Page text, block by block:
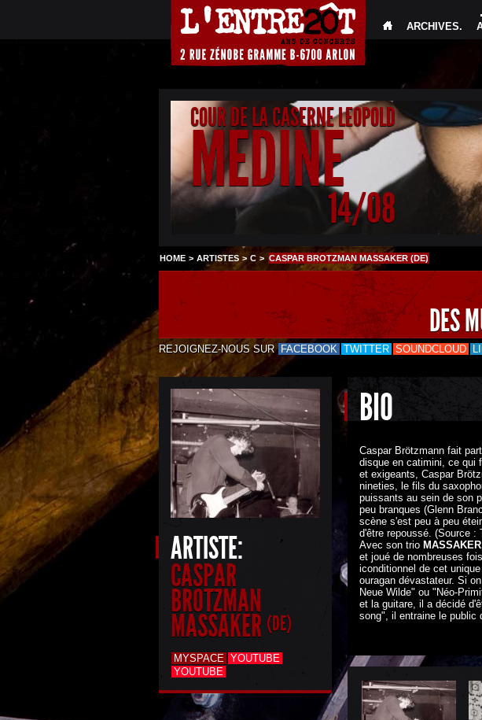
ARCHIVES.
COUR DE LA CASERNE LEOPOLD
MEDINE
14/08
HOME > ARTISTES > C > CASPAR BROTZMAN MASSAKER (DE)
DES
REJOIGNEZ-NOUS SUR FACEBOOK TWITTER SOUNDCLOUD
ARTISTE:
CASPAR
BROTZMAN
MASSAKER (DE)
MYSPACE YOUTUBE
YOUTUBE
BIO
Caspar Brötzmann fait
disque en catimini, ce qui
et exigeants, Caspar
nineties, le fils du
puissants au sein de son
peu branques (Glenn
scène s'est peu à peu
d'être repoussé. (Source :
Avec son trio
et joué de nombreuses
iconditionnel de cet
ouragan dévastateur. Si
Neue Wilde" ou "Néo-
et la guitare, il a décidé
song", il entraine le public